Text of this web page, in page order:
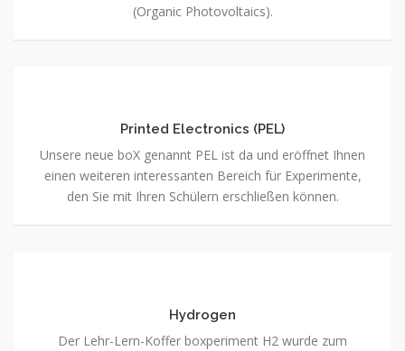
(Organic Photovoltaics).
Printed Electronics (PEL)
Unsere neue boX genannt PEL ist da und eröffnet Ihnen
einen weiteren interessanten Bereich für Experimente,
den Sie mit Ihren Schülern erschließen können.
Hydrogen
Der Lehr-Lern-Koffer boxperiment H2 wurde zum